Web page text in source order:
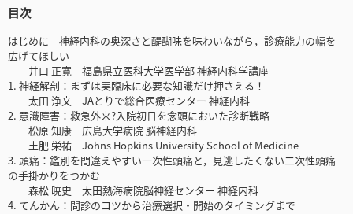
目次
はじめに 神経内科の奥深さと醍醐味を味わいながら，診療能力の幅を
広げてほしい
井口 正寛 福島県立医科大学医学部 神経内科学講座
1. 神経解剖：まずは実臨床に必要な知識だけ押さえる！
太田 浄文 JAとりで総合医療センター 神経内科
2. 意識障害：救急外来?入院初日を念頭においた診断戦略
松原 知康 広島大学病院 脳神経内科
土肥 栄祐 Johns Hopkins University School of Medicine
3. 頭痛：鑑別を間違えやすい一次性頭痛と，見逃したくない二次性頭痛
の手掛かりをつかむ
森松 暁史 太田熱海病院脳神経センター 神経内科
4. てんかん：問診のコツから治療選択・開始のタイミングまで